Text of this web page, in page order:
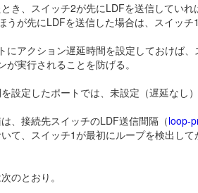
き、スイッチ2が先にLDFを送信してい
うが先にLDFを送信した場合は、スイッ
にアクション遅延時間を設定しておけば
実行されることを防げる。
設定したポートでは、未設定（遅延なし
、接続先スイッチのLDF送信間隔（loop-
て、スイッチ1が最初にループを検出し
のとおり。